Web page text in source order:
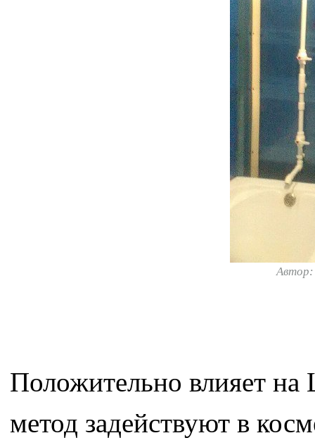
Положительно влияет
метод задействуют в